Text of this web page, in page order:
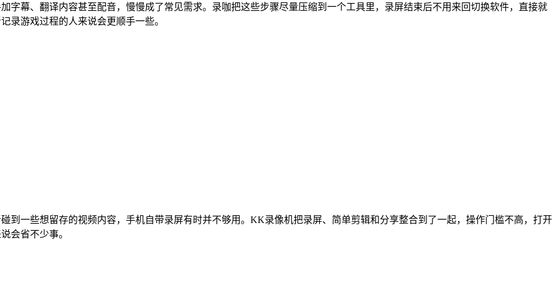
字幕、翻译内容甚至配音，慢慢成了常见需求。录咖把这些步骤尽量压缩到一个工具里，录屏结束后不用来回切换软件，直接就
录游戏过程的人来说会更顺手一些。
到一些想留存的视频内容，手机自带录屏有时并不够用。KK录像机把录屏、简单剪辑和分享整合到了一起，操作门槛不高，打开
会省不少事。